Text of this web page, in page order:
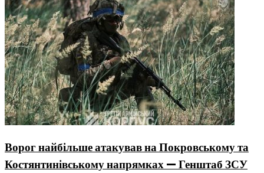
Ворог найбільше атакував на Покровському та
Костянтинівському напрямках — Генштаб ЗСУ